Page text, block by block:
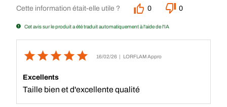
Cette information était-elle utile ? 0 0
Cet avis sur le produit a été traduit automatiquement à l'aide de l'IA
16/02/26 | LORFLAM Appro
Excellents
Taille bien et d'excellente qualité